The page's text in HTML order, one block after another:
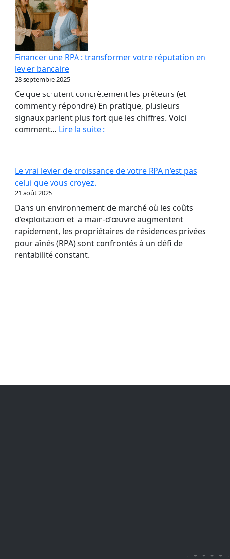
coûtent
cher
Financer une RPA : transformer votre réputation en
levier bancaire
28 septembre 2025
Ce que scrutent concrètement les prêteurs (et
comment y répondre) En pratique, plusieurs
signaux parlent plus fort que les chiffres. Voici
comment… Lire la suite :
transformer
en
levier
bancaire
Le vrai levier de croissance de votre RPA n’est pas
celui que vous croyez.
21 août 2025
Dans un environnement de marché où les coûts
d’exploitation et la main-d’œuvre augmentent
rapidement, les propriétaires de résidences privées
pour aînés (RPA) sont confrontés à un défi de
rentabilité constant.